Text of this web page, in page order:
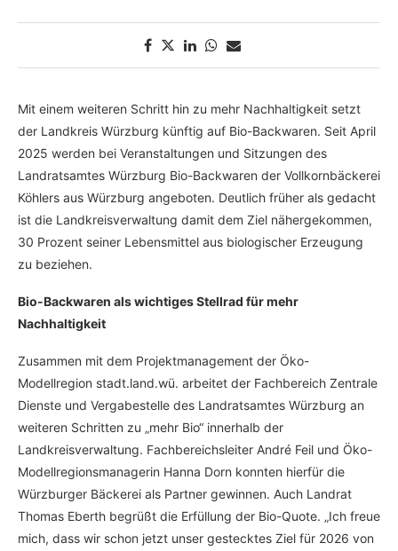
Mit einem weiteren Schritt hin zu mehr Nachhaltigkeit setzt
der Landkreis Würzburg künftig auf Bio-Backwaren. Seit April
2025 werden bei Veranstaltungen und Sitzungen des
Landratsamtes Würzburg Bio-Backwaren der Vollkornbäckerei
Köhlers aus Würzburg angeboten. Deutlich früher als gedacht
ist die Landkreisverwaltung damit dem Ziel nähergekommen,
30 Prozent seiner Lebensmittel aus biologischer Erzeugung
zu beziehen.
Bio-Backwaren als wichtiges Stellrad für mehr
Nachhaltigkeit
Zusammen mit dem Projektmanagement der Öko-
Modellregion stadt.land.wü. arbeitet der Fachbereich Zentrale
Dienste und Vergabestelle des Landratsamtes Würzburg an
weiteren Schritten zu „mehr Bio“ innerhalb der
Landkreisverwaltung. Fachbereichsleiter André Feil und Öko-
Modellregionsmanagerin Hanna Dorn konnten hierfür die
Würzburger Bäckerei als Partner gewinnen. Auch Landrat
Thomas Eberth begrüßt die Erfüllung der Bio-Quote. „Ich freue
mich, dass wir schon jetzt unser gestecktes Ziel für 2026 von